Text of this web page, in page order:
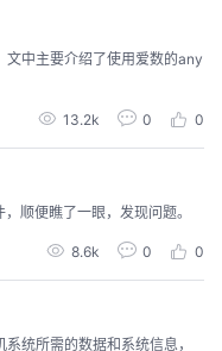
文中主要介绍了使用爱数的any
13.2k 0 0
顺便瞧了一眼，发现问题。
8.6k 0 0
统所需的数据和系统信息，